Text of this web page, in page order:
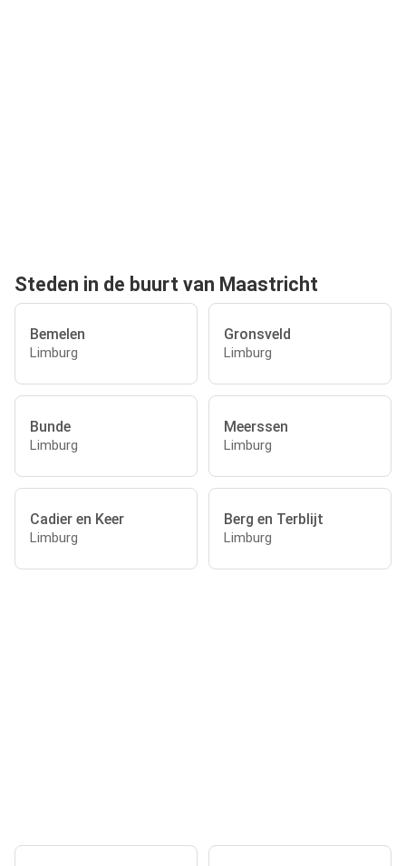
Steden in de buurt van Maastricht
Bemelen
Limburg
Gronsveld
Limburg
Bunde
Limburg
Meerssen
Limburg
Cadier en Keer
Limburg
Berg en Terblijt
Limburg